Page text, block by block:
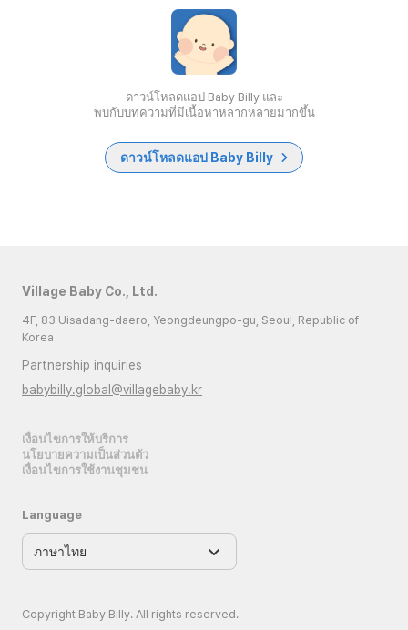
ดาวน์โหลดแอป Baby Billy และ
พบกับบทความที่มีเนื้อหาหลากหลายมากขึ้น
ดาวน์โหลดแอป Baby Billy
Village Baby Co., Ltd.
4F, 83 Uisadang-daero, Yeongdeungpo-gu, Seoul, Republic of
Korea
Partnership inquiries
babybilly.global@villagebaby.kr
เงื่อนไขการให้บริการ
นโยบายความเป็นส่วนตัว
เงื่อนไขการใช้งานชุมชน
Language
Copyright Baby Billy. All rights reserved.